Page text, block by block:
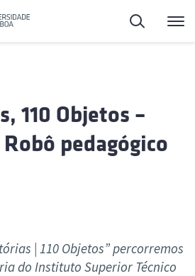
Pesquisa
110 Objetos –
pedagógico
| 110 Objetos” percorremos
do Instituto Superior Técnico